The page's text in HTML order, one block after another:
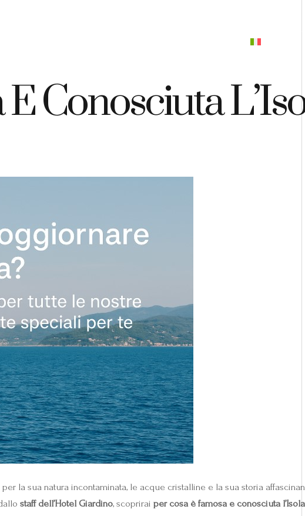
Conosciuta
la sua natura incontaminata, le acque cristalline e la sua storia
staff dell’Hotel Giardino, scoprirai per cosa è famosa e conosciuta l’Isola